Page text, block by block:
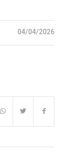
04/04/2026